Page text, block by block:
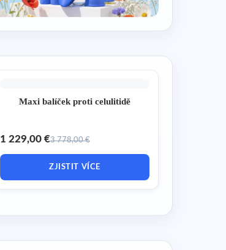
Maxi balíček proti celulitidě
1 229,00 €3 778,00 €
ZJISTIT VÍCE